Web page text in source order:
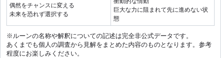
偶然をチャンスに変える
未来を恐れず選択する
巨大な力に阻まれて先に進めない状
態
※ルーンの名称や解釈についての記述は完全非公式データです。
あくまでも個人の調査から見解をまとめた内容のものとなります。参考
程度にお楽しみください。